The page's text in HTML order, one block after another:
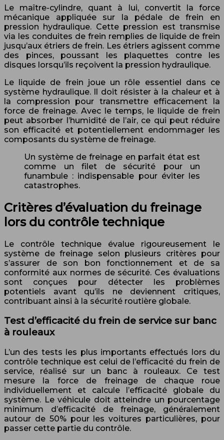
Le maître-cylindre, quant à lui, convertit la force
mécanique appliquée sur la pédale de frein en
pression hydraulique. Cette pression est transmise
via les conduites de frein remplies de liquide de frein
jusqu’aux étriers de frein. Les étriers agissent comme
des pinces, poussant les plaquettes contre les
disques lorsqu’ils reçoivent la pression hydraulique.
Le liquide de frein joue un rôle essentiel dans ce
système hydraulique. Il doit résister à la chaleur et à
la compression pour transmettre efficacement la
force de freinage. Avec le temps, le liquide de frein
peut absorber l’humidité de l’air, ce qui peut réduire
son efficacité et potentiellement endommager les
composants du système de freinage.
Un système de freinage en parfait état est
comme un filet de sécurité pour un
funambule : indispensable pour éviter les
catastrophes.
Critères d’évaluation du freinage
lors du contrôle technique
Le contrôle technique évalue rigoureusement le
système de freinage selon plusieurs critères pour
s’assurer de son bon fonctionnement et de sa
conformité aux normes de sécurité. Ces évaluations
sont conçues pour détecter les problèmes
potentiels avant qu’ils ne deviennent critiques,
contribuant ainsi à la sécurité routière globale.
Test d’efficacité du frein de service sur banc
à rouleaux
L’un des tests les plus importants effectués lors du
contrôle technique est celui de l’efficacité du frein de
service, réalisé sur un banc à rouleaux. Ce test
mesure la force de freinage de chaque roue
individuellement et calcule l’efficacité globale du
système. Le véhicule doit atteindre un pourcentage
minimum d’efficacité de freinage, généralement
autour de 50% pour les voitures particulières, pour
passer cette partie du contrôle.